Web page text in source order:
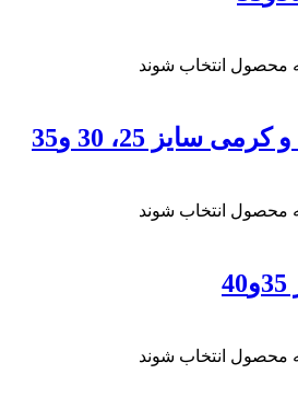
محصول انتخاب شوند
25، 30 و35
محصول انتخاب شوند
محصول انتخاب شوند